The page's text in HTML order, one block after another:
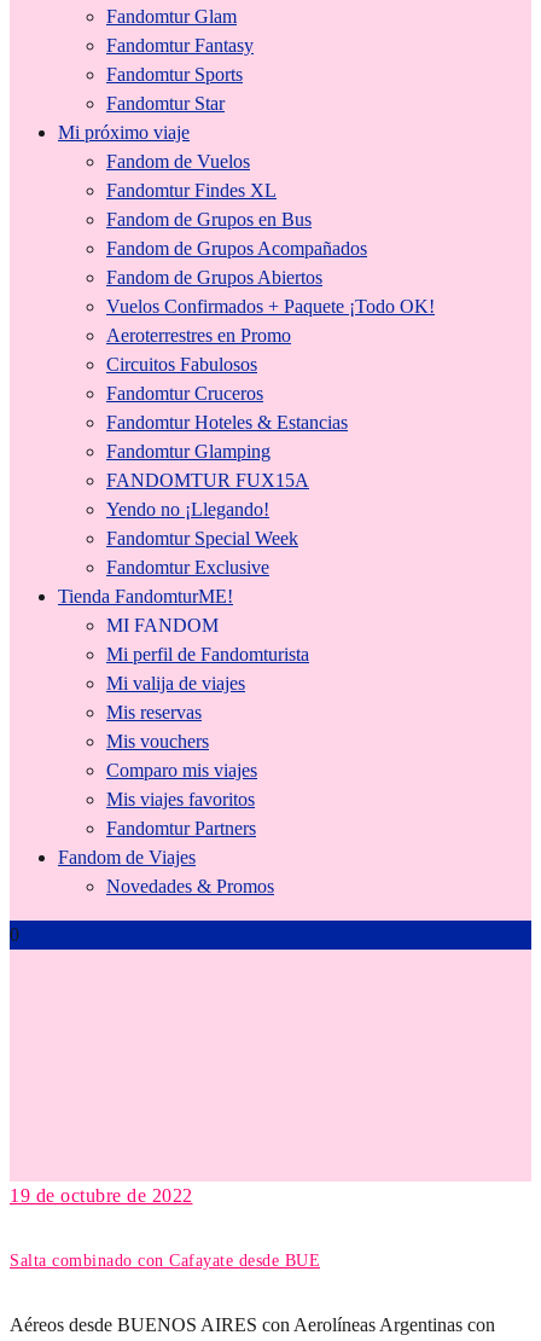
Fandomtur Glam
Fandomtur Fantasy
Fandomtur Sports
Fandomtur Star
Mi próximo viaje
Fandom de Vuelos
Fandomtur Findes XL
Fandom de Grupos en Bus
Fandom de Grupos Acompañados
Fandom de Grupos Abiertos
Vuelos Confirmados + Paquete ¡Todo OK!
Aeroterrestres en Promo
Circuitos Fabulosos
Fandomtur Cruceros
Fandomtur Hoteles & Estancias
Fandomtur Glamping
FANDOMTUR FUX15A
Yendo no ¡Llegando!
Fandomtur Special Week
Fandomtur Exclusive
Tienda FandomturME!
MI FANDOM
Mi perfil de Fandomturista
Mi valija de viajes
Mis reservas
Mis vouchers
Comparo mis viajes
Mis viajes favoritos
Fandomtur Partners
Fandom de Viajes
Novedades & Promos
0
19 de octubre de 2022
Salta combinado con Cafayate desde BUE
Aéreos desde BUENOS AIRES con Aerolíneas Argentinas con